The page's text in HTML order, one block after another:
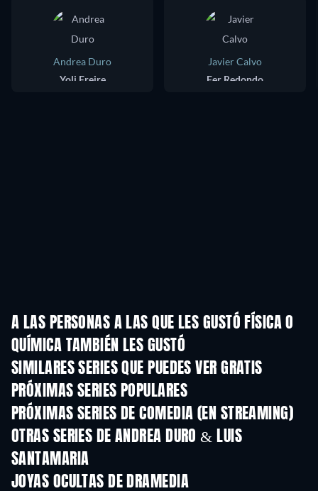
Andrea Duro
Yoli Freire
Javier Calvo
Fer Redondo
A LAS PERSONAS A LAS QUE LES GUSTÓ FÍSICA O
QUÍMICA TAMBIÉN LES GUSTÓ
TV
SIMILARES SERIES QUE PUEDES VER GRATIS
TV TV
PRÓXIMAS SERIES POPULARES
TV
PRÓXIMAS SERIES DE COMEDIA (EN STREAMING)
Temporada 6 Temporada 2
OTRAS SERIES DE ANDREA DURO & LUIS
SANTAMARIA
JOYAS OCULTAS DE DRAMEDIA